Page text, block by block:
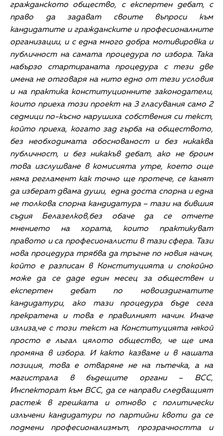
гражданското общество, с експертен дебат, с
право да задават своите въпроси към
кандидатите и гражданските и професионалните
организации, и с една много добра мотивировка и
публичност на самата процедура по избора. Така
набързо стартираната процедура с тези две
имена не отговаря на нито едно от тези условия
и на практика конституционните законодатели,
които приеха този проект на 3 гласувания само 2
седмици по-късно нарушиха собствения си текст,
който приеха, когато зад гърба на обществото,
без необходимата обоснованост и без никаква
публичност, и без никакъв дебат, ако не броим
това изслушване в комисията утре, което още
няма регламент как точно ще протече, се канят
да изберат двама души, една доста спорна и една
не толкова спорна кандидатура – тази на бившия
съдия Белазелков,без обаче да се отчете
мнението на хората, които практикуват
правото и са професионалисти в тази сфера. Тази
нова процедура трябва да тръгне по новия начин,
който е разписан в Конституцията и спокойно
може да се даде един месец за обществен и
експертен дебат по новоиздигнатите
кандидатури, ако тази процедура бъде сега
прекратена и това е правилният начин. Иначе
излиза,че с този текст на Конституцията някой
просто е лъгал цялото общество, че ще има
промяна в избора. И както казваме и в нашата
позиция, това е отваряне не на пътечка, а на
магистрала в бъдещите органи – ВСС,
Инспекторат към ВСС, да се направи следващият
растеж в грешката и отново с политически
излъчени кандидатури по партийни квоти да се
подмени професионализмът, прозрачността и